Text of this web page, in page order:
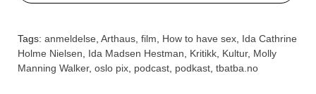
Tags: anmeldelse Arthaus film How to have sex Ida Cathrine
Holme Nielsen
Ida Madsen Hestman Kritikk Kultur, Molly
Manning Walker, oslo pix podcast podkast tbatba.no